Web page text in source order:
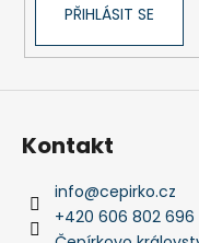
PŘIHLÁSIT SE
Kontakt
info@cepirko.cz
+420 606 802 696